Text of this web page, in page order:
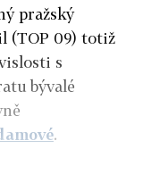
pražský
(TOP 09) totiž
s
bývalé
.